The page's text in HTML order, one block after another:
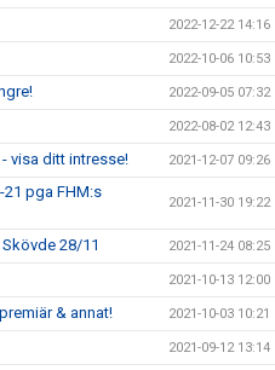
2022-12-22 14:16
2022-10-06 10:53
2022-09-05 07:32
2022-08-02 12:43
visa ditt intresse! 2021-12-07 09:26
pga FHM:s
2021-11-30 19:22
28/11 2021-11-24 08:25
2021-10-13 12:00
& annat! 2021-10-03 10:21
2021-09-12 13:14